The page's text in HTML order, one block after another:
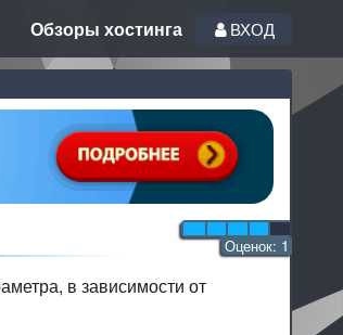
Обзоры хостинга ВХОД
Оценок: 1
в зависимости от